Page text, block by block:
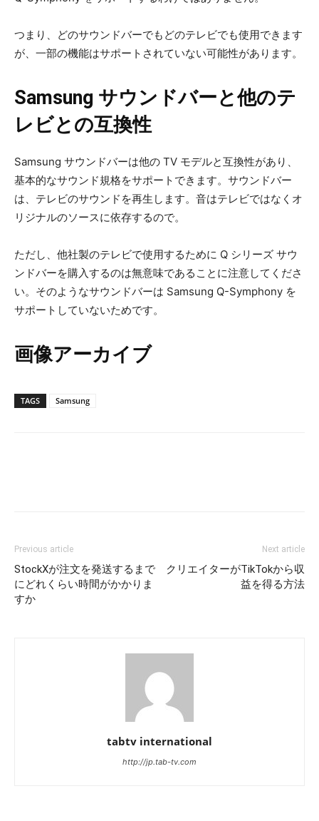
つまり、どのサウンドバーでもどのテレビでも使用できます
が、一部の機能はサポートされていない可能性があります。
Samsung サウンドバーと他のテ
レビとの互換性
Samsung サウンドバーは他の TV モデルと互換性があり、
基本的なサウンド規格をサポートできます。サウンドバー
は、テレビのサウンドを再生します。音はテレビではなくオ
リジナルのソースに依存するので。
ただし、他社製のテレビで使用するために Q シリーズ サウ
ンドバーを購入するのは無意味であることに注意してくださ
い。そのようなサウンドバーは Samsung Q-Symphony を
サポートしていないためです。
画像アーカイブ
TAGS Samsung
Previous article
StockXが注文を発送するまで
にどれくらい時間がかかりま
すか
Next article
クリエイターがTikTokから収
益を得る方法
tabtv international
http://jp.tab-tv.com